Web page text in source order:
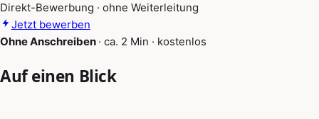
Direkt-Bewerbung · ohne Weiterleitung
Jetzt bewerben
Ohne Anschreiben · ca. 2 Min · kostenlos
Auf einen Blick